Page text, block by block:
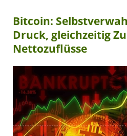
Bitcoin:
Druck, gleichzeitig
Nettozuflüsse